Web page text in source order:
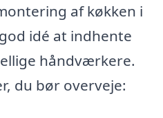
af køkken i
idé at indhente
håndværkere.
du bør overveje: